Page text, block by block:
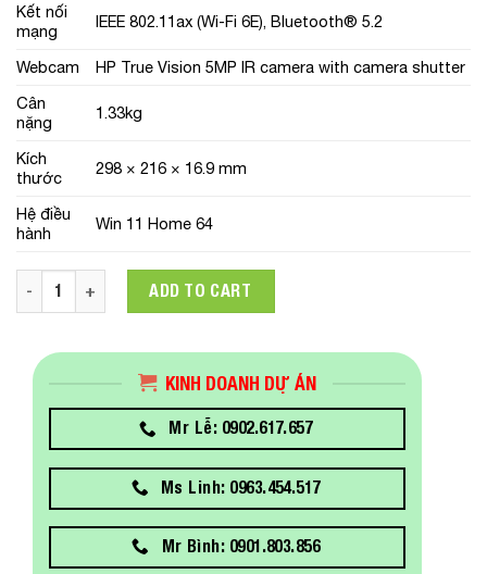
Kết nối
mạng
IEEE 802.11ax (Wi-Fi 6E), Bluetooth® 5.2
Webcam
HP True Vision 5MP IR camera with camera shutter
Cân
nặng
1.33kg
Kích
thước
298 × 216 × 16.9 mm
Hệ điều
hành
Win 11 Home 64
Laptop HP ENVY x360 13-bf0092TU (7C0P0PA)/ Natural
ADD TO CART
KINH DOANH DỰ ÁN
Mr Lễ: 0902.617.657
Ms Linh: 0963.454.517
Mr Bình: 0901.803.856